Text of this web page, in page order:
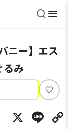
ニー】エス
るみ
い
ね
X